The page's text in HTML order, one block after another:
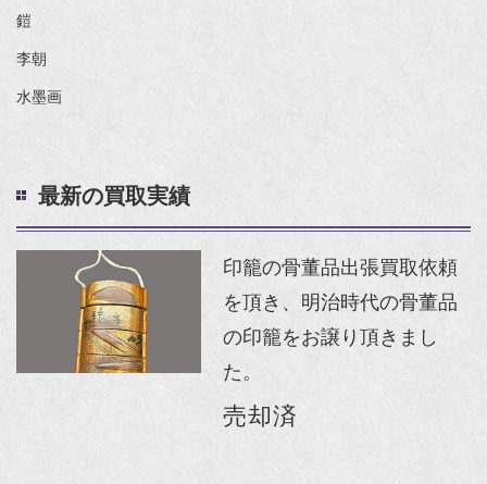
鎧
李朝
水墨画
最新の買取実績
印籠の骨董品出張買取依頼
を頂き、明治時代の骨董品
の印籠をお譲り頂きまし
た。
売却済